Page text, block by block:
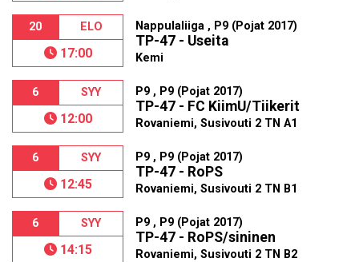
20 ELO
17:00
Nappulaliiga , P9 (Pojat 2017)
TP-47 - Useita
Kemi
6 SYY
12:00
P9 , P9 (Pojat 2017)
TP-47 - FC KiimU/Tiikerit
Rovaniemi, Susivouti 2 TN A1
6 SYY
12:45
P9 , P9 (Pojat 2017)
TP-47 - RoPS
Rovaniemi, Susivouti 2 TN B1
6 SYY
14:15
P9 , P9 (Pojat 2017)
TP-47 - RoPS/sininen
Rovaniemi, Susivouti 2 TN B2